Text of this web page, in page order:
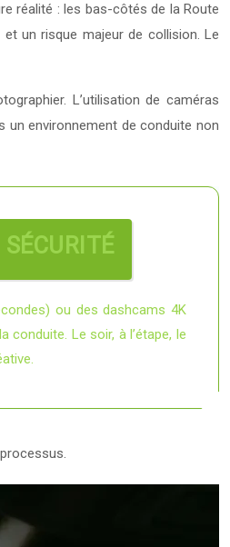
réalité : les bas-côtés de la Route
un risque majeur de collision. Le
L’utilisation de caméras
un environnement de conduite non
ou des dashcams 4K
Le soir, à l’étape, le